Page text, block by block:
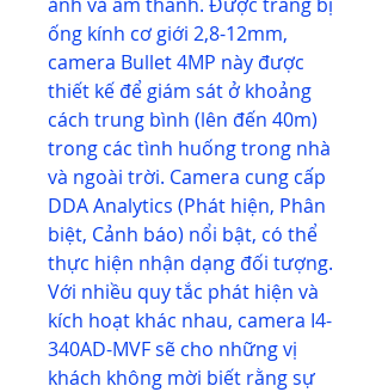
ống kính cơ giới 2,8-12mm,
camera Bullet 4MP này được
thiết kế để giám sát ở khoảng
cách trung bình (lên đến 40m)
trong các tình huống trong nhà
và ngoài trời. Camera cung cấp
DDA Analytics (Phát hiện, Phân
biệt, Cảnh báo) nổi bật, có thể
thực hiện nhận dạng đối tượng.
Với nhiều quy tắc phát hiện và
kích hoạt khác nhau, camera I4-
340AD-MVF sẽ cho những vị
khách không mời biết rằng sự